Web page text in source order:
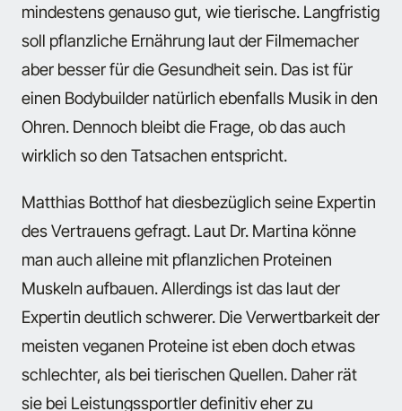
mindestens genauso gut, wie tierische. Langfristig
soll pflanzliche Ernährung laut der Filmemacher
aber besser für die Gesundheit sein. Das ist für
einen Bodybuilder natürlich ebenfalls Musik in den
Ohren. Dennoch bleibt die Frage, ob das auch
wirklich so den Tatsachen entspricht.
Matthias Botthof hat diesbezüglich seine Expertin
des Vertrauens gefragt. Laut Dr. Martina könne
man auch alleine mit pflanzlichen Proteinen
Muskeln aufbauen. Allerdings ist das laut der
Expertin deutlich schwerer. Die Verwertbarkeit der
meisten veganen Proteine ist eben doch etwas
schlechter, als bei tierischen Quellen. Daher rät
sie bei Leistungssportler definitiv eher zu